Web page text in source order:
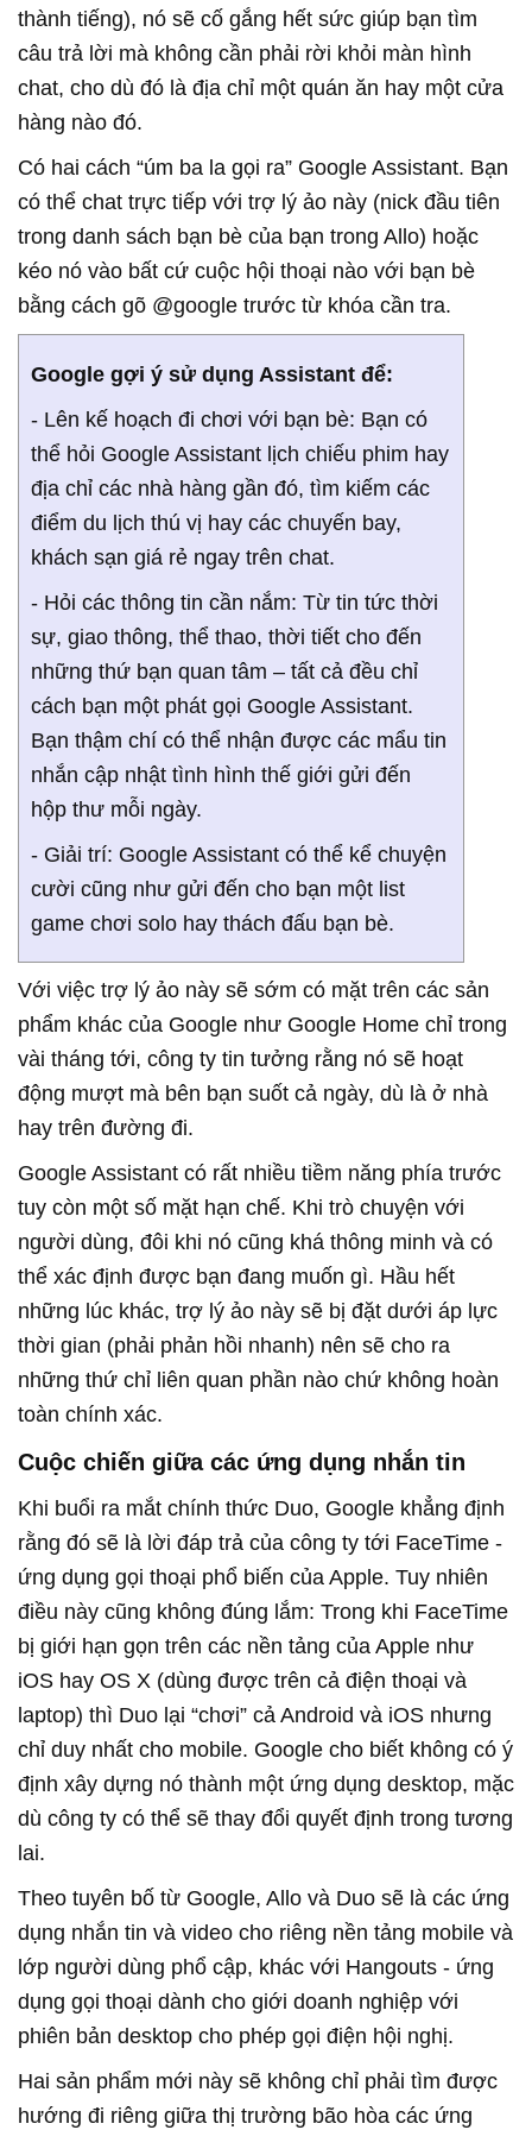
thành tiếng), nó sẽ cố gắng hết sức giúp bạn tìm
câu trả lời mà không cần phải rời khỏi màn hình
chat, cho dù đó là địa chỉ một quán ăn hay một cửa
hàng nào đó.
Có hai cách “úm ba la gọi ra” Google Assistant. Bạn
có thể chat trực tiếp với trợ lý ảo này (nick đầu tiên
trong danh sách bạn bè của bạn trong Allo) hoặc
kéo nó vào bất cứ cuộc hội thoại nào với bạn bè
bằng cách gõ @google trước từ khóa cần tra.
Google gợi ý sử dụng Assistant để:
- Lên kế hoạch đi chơi với bạn bè: Bạn có
thể hỏi Google Assistant lịch chiếu phim hay
địa chỉ các nhà hàng gần đó, tìm kiếm các
điểm du lịch thú vị hay các chuyến bay,
khách sạn giá rẻ ngay trên chat.
- Hỏi các thông tin cần nắm: Từ tin tức thời
sự, giao thông, thể thao, thời tiết cho đến
những thứ bạn quan tâm – tất cả đều chỉ
cách bạn một phát gọi Google Assistant.
Bạn thậm chí có thể nhận được các mẩu tin
nhắn cập nhật tình hình thế giới gửi đến
hộp thư mỗi ngày.
- Giải trí: Google Assistant có thể kể chuyện
cười cũng như gửi đến cho bạn một list
game chơi solo hay thách đấu bạn bè.
Với việc trợ lý ảo này sẽ sớm có mặt trên các sản
phẩm khác của Google như Google Home chỉ trong
vài tháng tới, công ty tin tưởng rằng nó sẽ hoạt
động mượt mà bên bạn suốt cả ngày, dù là ở nhà
hay trên đường đi.
Google Assistant có rất nhiều tiềm năng phía trước
tuy còn một số mặt hạn chế. Khi trò chuyện với
người dùng, đôi khi nó cũng khá thông minh và có
thể xác định được bạn đang muốn gì. Hầu hết
những lúc khác, trợ lý ảo này sẽ bị đặt dưới áp lực
thời gian (phải phản hồi nhanh) nên sẽ cho ra
những thứ chỉ liên quan phần nào chứ không hoàn
toàn chính xác.
Cuộc chiến giữa các ứng dụng nhắn tin
Khi buổi ra mắt chính thức Duo, Google khẳng định
rằng đó sẽ là lời đáp trả của công ty tới FaceTime -
ứng dụng gọi thoại phổ biến của Apple. Tuy nhiên
điều này cũng không đúng lắm: Trong khi FaceTime
bị giới hạn gọn trên các nền tảng của Apple như
iOS hay OS X (dùng được trên cả điện thoại và
laptop) thì Duo lại “chơi” cả Android và iOS nhưng
chỉ duy nhất cho mobile. Google cho biết không có ý
định xây dựng nó thành một ứng dụng desktop, mặc
dù công ty có thể sẽ thay đổi quyết định trong tương
lai.
Theo tuyên bố từ Google, Allo và Duo sẽ là các ứng
dụng nhắn tin và video cho riêng nền tảng mobile và
lớp người dùng phổ cập, khác với Hangouts - ứng
dụng gọi thoại dành cho giới doanh nghiệp với
phiên bản desktop cho phép gọi điện hội nghị.
Hai sản phẩm mới này sẽ không chỉ phải tìm được
hướng đi riêng giữa thị trường bão hòa các ứng